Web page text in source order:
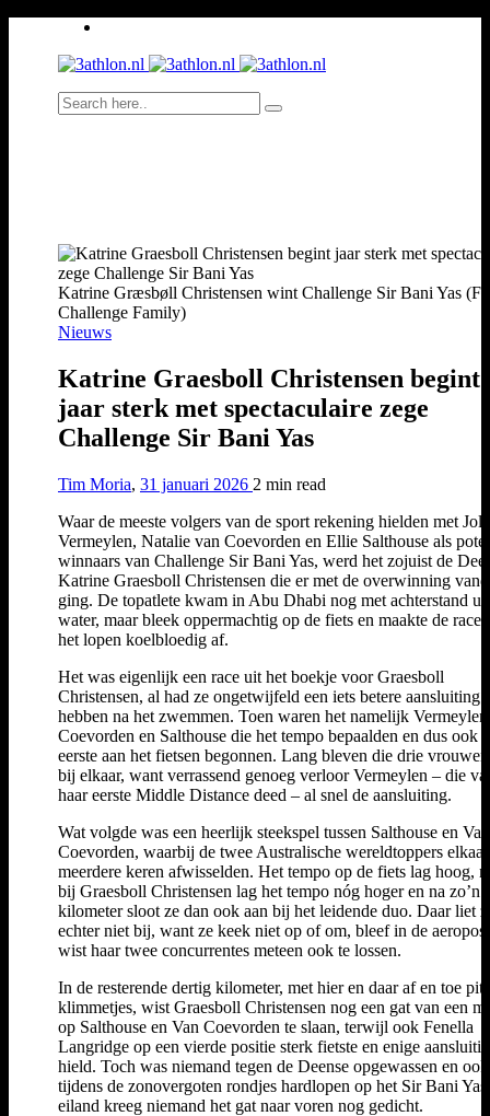
Katrine Græsbøll Christensen wint Challenge Sir Bani Yas
Challenge Family)
Nieuws
Katrine Graesboll Christensen begint
jaar sterk met spectaculaire zege
Challenge Sir Bani Yas
Tim Moria, 31 januari 2026 2 min read
Waar de meeste volgers van de sport rekening hielden met
Vermeylen, Natalie van Coevorden en Ellie Salthouse als
winnaars van Challenge Sir Bani Yas, werd het zojuist de
Katrine Graesboll Christensen die er met de overwinning
ging. De topatlete kwam in Abu Dhabi nog met achterstand
water, maar bleek oppermachtig op de fiets en maakte de race
het lopen koelbloedig af.
Het was eigenlijk een race uit het boekje voor Graesboll
Christensen, al had ze ongetwijfeld een iets betere aansluiting
hebben na het zwemmen. Toen waren het namelijk
Coevorden en Salthouse die het tempo bepaalden en dus ook
eerste aan het fietsen begonnen. Lang bleven die drie
bij elkaar, want verrassend genoeg verloor Vermeylen – die
haar eerste Middle Distance deed – al snel de aansluiting.
Wat volgde was een heerlijk steekspel tussen Salthouse en Van
Coevorden, waarbij de twee Australische wereldtoppers elkaar
meerdere keren afwisselden. Het tempo op de fiets lag hoog,
bij Graesboll Christensen lag het tempo nóg hoger en na zo’n
kilometer sloot ze dan ook aan bij het leidende duo. Daar liet
echter niet bij, want ze keek niet op of om, bleef in de
wist haar twee concurrentes meteen ook te lossen.
In de resterende dertig kilometer, met hier en daar af en toe
klimmetjes, wist Graesboll Christensen nog een gat van een
op Salthouse en Van Coevorden te slaan, terwijl ook Fenella
Langridge op een vierde positie sterk fietste en enige
hield. Toch was niemand tegen de Deense opgewassen en ook
tijdens de zonovergoten rondjes hardlopen op het Sir Bani Yas
eiland kreeg niemand het gat naar voren nog gedicht.